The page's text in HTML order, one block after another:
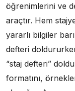
öğrenimlerini ve
araçtır. Hem
yararlı bilgiler
defteri
“staj defteri”
formatını,